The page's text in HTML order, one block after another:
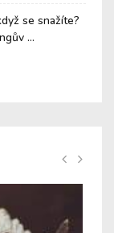
se snažíte?
...